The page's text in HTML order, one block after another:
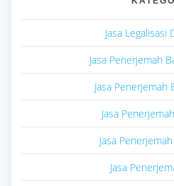
Jasa Legalisasi
Jasa Penerjemah
Jasa Penerjemah
Jasa
Jasa
Jasa